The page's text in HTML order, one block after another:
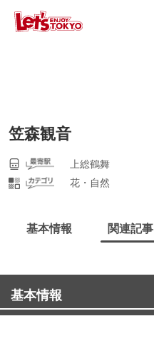
笠森観音
上総鶴舞
花・自然
基本情報 関連記事
基本情報